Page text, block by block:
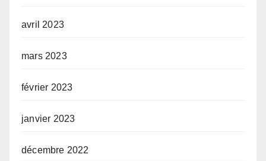
avril 2023
mars 2023
février 2023
janvier 2023
décembre 2022